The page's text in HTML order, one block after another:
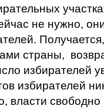
не нужно,
страны,
избирателей
избирателей
власти свободно